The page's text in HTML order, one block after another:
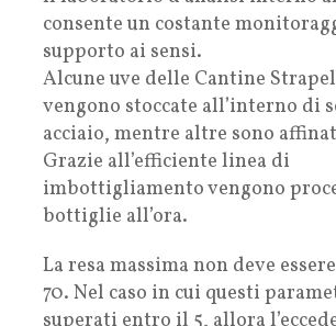
consente un costante
supporto ai sensi.
Alcune uve delle Cantine
vengono stoccate all’interno di
acciaio, mentre altre sono
Grazie all’efficiente linea di
imbottigliamento vengono
bottiglie all’ora.
La resa massima non deve
70. Nel caso in cui questi